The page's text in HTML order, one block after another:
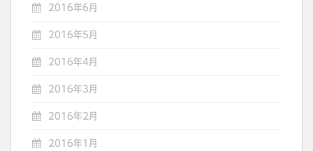
2016年6月
2016年5月
2016年4月
2016年3月
2016年2月
2016年1月